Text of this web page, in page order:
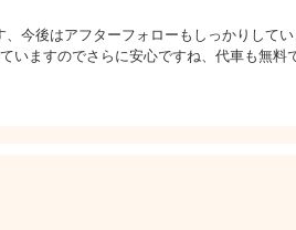
今後はアフターフォローもしっかりして
いますのでさらに安心ですね、代車も無